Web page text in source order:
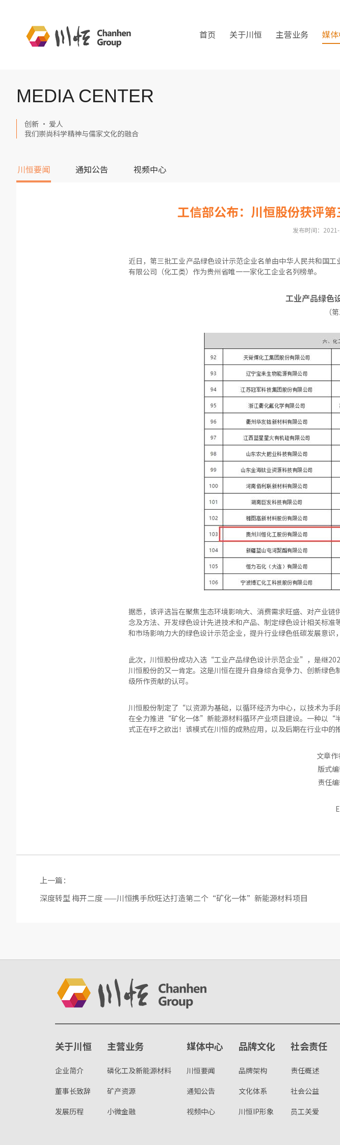
首页 关于川恒 主营业务 媒
MEDIA CENTER
创新 · 爱人
我们崇尚科学精神与儒家文化的融合
川恒要闻 通知公告 视频中心
工信部公布：川恒股份获评
发布时间：
近日，第三批工业产品绿色设计示范企业名单由中华人民共和国
有限公司（化工类）作为贵州省唯一一家化工企业名列榜单。
工业产品绿色
（
据悉，该评选旨在聚焦生态环境影响大、消费需求旺盛、对产业
念及方法、开发绿色设计先进技术和产品、制定绿色设计相关标
和市场影响力大的绿色设计示范企业，提升行业绿色低碳发展意识
此次，川恒股份成功入选“工业产品绿色设计示范企业”，是继
川恒股份的又一肯定。这是川恒在提升自身综合竞争力、创新绿
级所作贡献的认可。
川恒股份制定了“以资源为基础，以循环经济为中心，以技术为
在全力推进“矿化一体”新能源材料循环产业项目建设。一种以“
式正在呼之欲出！该模式在川恒的成熟应用，以及后期在行业中的
文章
版式
责任
上一篇：
深度转型 梅开二度 ——川恒携手欣旺达打造第二个“矿化一体”新能源材料项目
关于川恒
企业简介
董事长致辞
发展历程
主营业务
磷化工及新能源材料
矿产资源
小微金融
媒体中心
川恒要闻
通知公告
视频中心
品牌文化
品牌架构
文化体系
川恒IP形象
社会责任
责任概述
社会公益
员工关爱